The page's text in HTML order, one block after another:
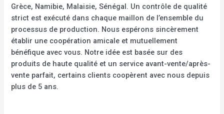
Grèce, Namibie, Malaisie, Sénégal. Un contrôle de qualité
strict est exécuté dans chaque maillon de l’ensemble du
processus de production. Nous espérons sincèrement
établir une coopération amicale et mutuellement
bénéfique avec vous. Notre idée est basée sur des
produits de haute qualité et un service avant-vente/après-
vente parfait, certains clients coopèrent avec nous depuis
plus de 5 ans.